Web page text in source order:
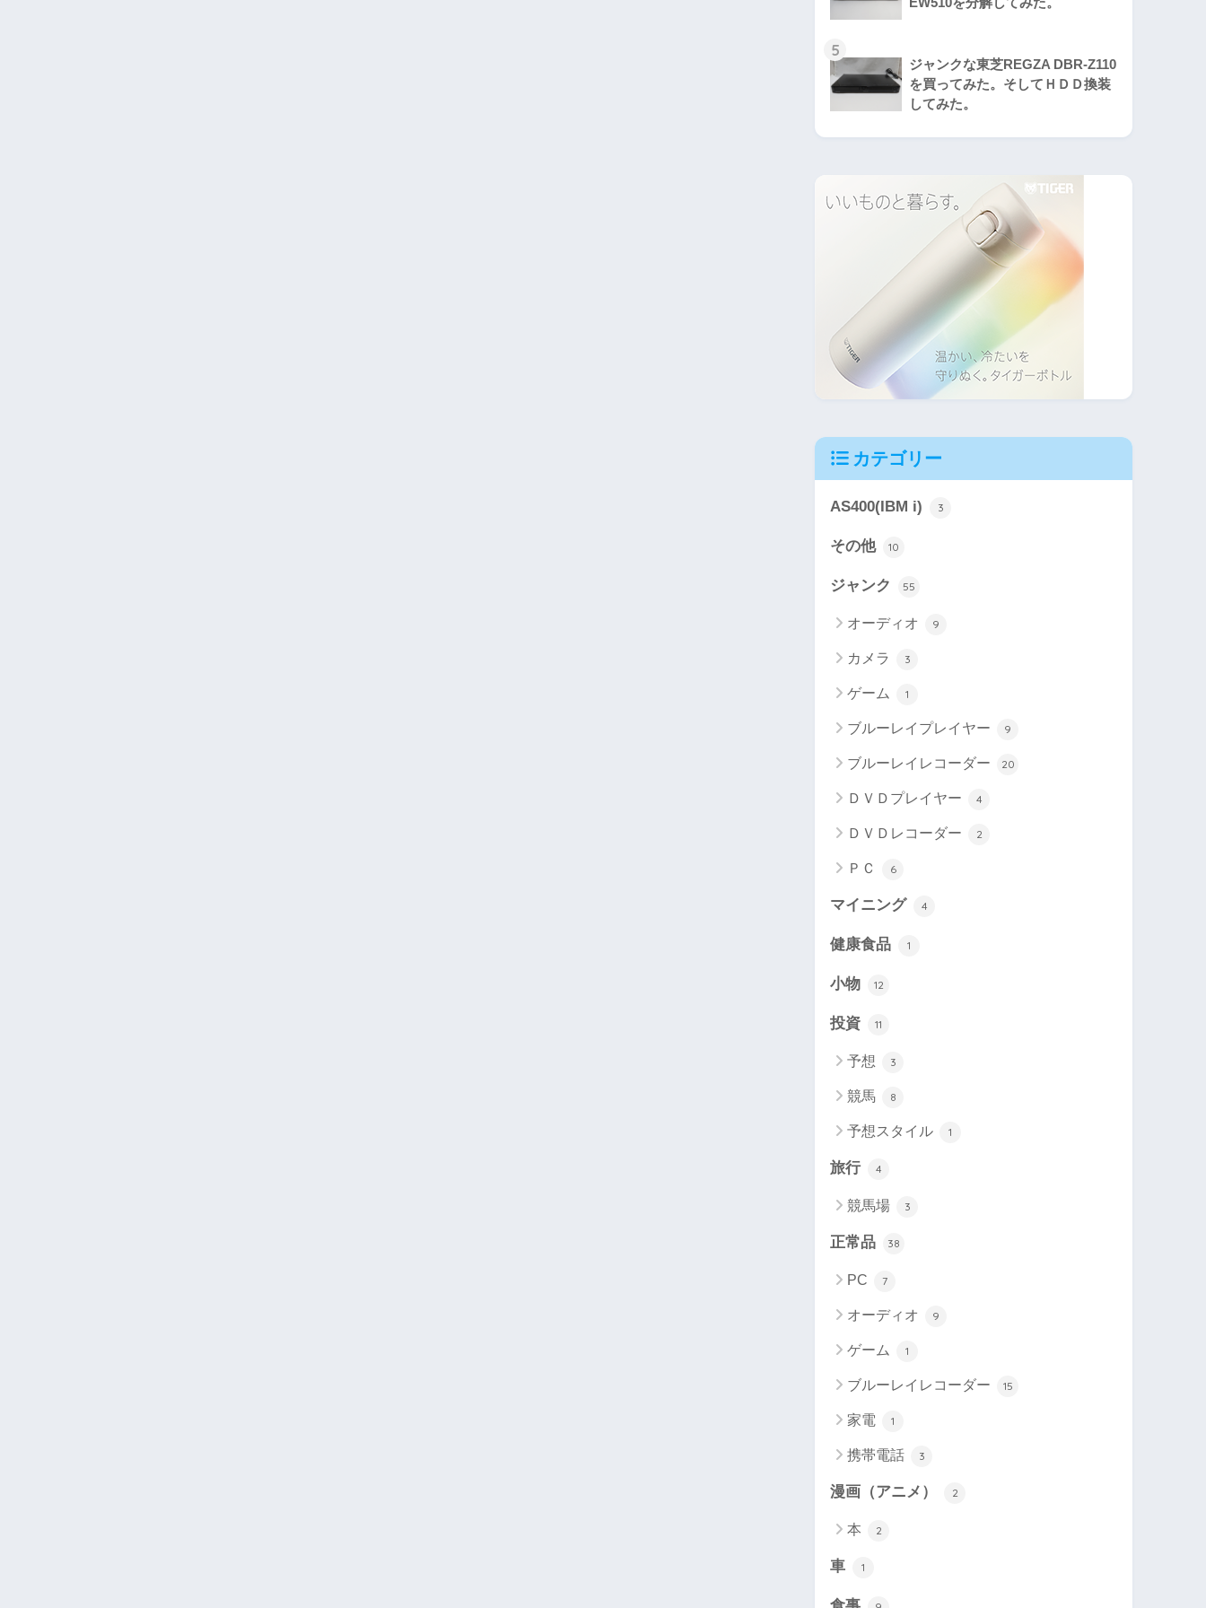
5
ジャンクな東芝REGZA DBR-Z110
を買ってみた。そしてＨＤＤ換装
してみた。
カテゴリー
AS400(IBM i) 3
その他 10
ジャンク 55
オーディオ 9
カメラ 3
ゲーム 1
ブルーレイプレイヤー 9
ブルーレイレコーダー 20
ＤＶＤプレイヤー 4
ＤＶＤレコーダー 2
ＰＣ 6
マイニング 4
健康食品 1
小物 12
投資 11
予想 3
競馬 8
予想スタイル 1
旅行 4
競馬場 3
正常品 38
PC 7
オーディオ 9
ゲーム 1
ブルーレイレコーダー 15
家電 1
携帯電話 3
漫画（アニメ） 2
本 2
車 1